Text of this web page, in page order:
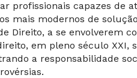
profissionais capazes
mais modernos de
Direito, a se envolverem
em pleno século XXI,
a responsabilidade